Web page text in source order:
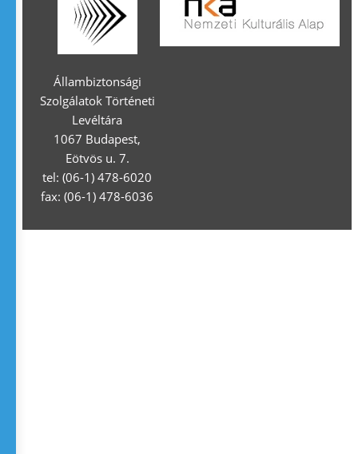
Állambiztonsági
Szolgálatok Történeti
Levéltára
1067 Budapest,
Eötvös u. 7.
tel: (06-1) 478-6020
fax: (06-1) 478-6036